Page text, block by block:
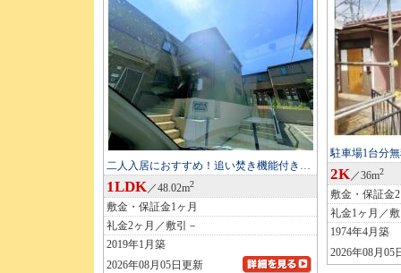
二人入居におすすめ！追い焚き機能付き…
1LDK／48.02m2
敷金・保証金1ヶ月
礼金2ヶ月／敷引－
2019年1月築
2026年08月05日更新
駐車場1台分
2K／36m2
敷金・保証金
礼金1ヶ月／
1974年4月築
2026年08月05